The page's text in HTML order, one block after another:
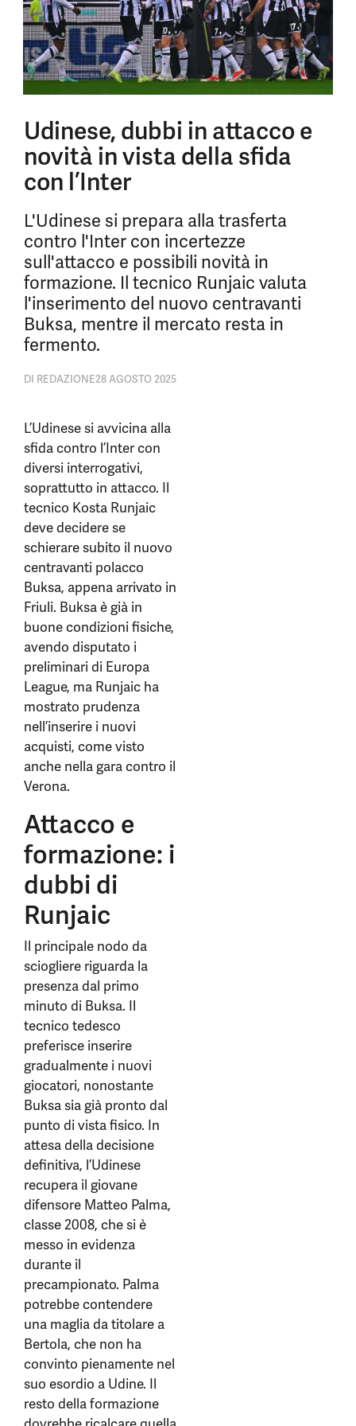
Udinese, dubbi in attacco e
novità in vista della sfida
con l’Inter
L'Udinese si prepara alla trasferta
contro l'Inter con incertezze
sull'attacco e possibili novità in
formazione. Il tecnico Runjaic valuta
l'inserimento del nuovo centravanti
Buksa, mentre il mercato resta in
fermento.
DI REDAZIONE28 AGOSTO 2025
L’Udinese si avvicina alla
sfida contro l’Inter con
diversi interrogativi,
soprattutto in attacco. Il
tecnico Kosta Runjaic
deve decidere se
schierare subito il nuovo
centravanti polacco
Buksa, appena arrivato in
Friuli. Buksa è già in
buone condizioni fisiche,
avendo disputato i
preliminari di Europa
League, ma Runjaic ha
mostrato prudenza
nell’inserire i nuovi
acquisti, come visto
anche nella gara contro il
Verona.
Attacco e
formazione: i
dubbi di
Runjaic
Il principale nodo da
sciogliere riguarda la
presenza dal primo
minuto di Buksa. Il
tecnico tedesco
preferisce inserire
gradualmente i nuovi
giocatori, nonostante
Buksa sia già pronto dal
punto di vista fisico. In
attesa della decisione
definitiva, l’Udinese
recupera il giovane
difensore Matteo Palma,
classe 2008, che si è
messo in evidenza
durante il
precampionato. Palma
potrebbe contendere
una maglia da titolare a
Bertola, che non ha
convinto pienamente nel
suo esordio a Udine. Il
resto della formazione